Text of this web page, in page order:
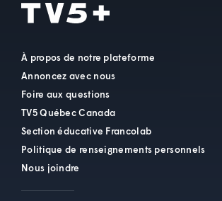
À propos de notre plateforme
Annoncez avec nous
Foire aux questions
TV5 Québec Canada
Section éducative Francolab
Politique de renseignements personnels
Nous joindre